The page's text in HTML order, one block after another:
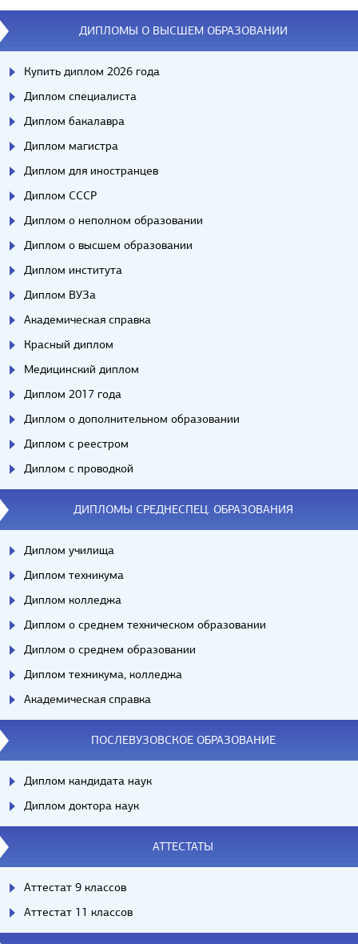
Вопросы/ответы
ДИПЛОМЫ О ВЫСШЕМ ОБРАЗОВАНИИ
Купить диплом 2026 года
Диплом специалиста
Диплом бакалавра
Диплом магистра
Диплом для иностранцев
Диплом СССР
Диплом о неполном образовании
Диплом о высшем образовании
Диплом института
Диплом ВУЗа
Академическая справка
Красный диплом
Медицинский диплом
Диплом 2017 года
Диплом о дополнительном образовании
Диплом с реестром
Диплом с проводкой
ДИПЛОМЫ СРЕДНЕСПЕЦ. ОБРАЗОВАНИЯ
Диплом училища
Диплом техникума
Диплом колледжа
Диплом о среднем техническом образовании
Диплом о среднем образовании
Диплом техникума, колледжа
Академическая справка
ПОСЛЕВУЗОВСКОЕ ОБРАЗОВАНИЕ
Диплом кандидата наук
Диплом доктора наук
АТТЕСТАТЫ
Аттестат 9 классов
Аттестат 11 классов